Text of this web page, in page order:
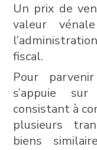
Un prix de
valeur
fiscal.
Pour
s’appuie
consistant à
plusieurs
biens